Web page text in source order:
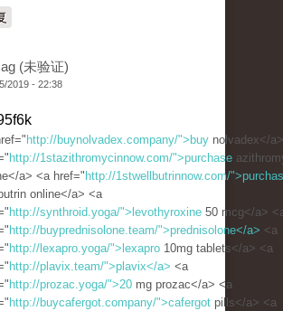
(未验证)
2019 - 22:38
http://buynolvadex.company/">buy nolvadex</
http://1stazithromycinnow.com/">purchase
a> <a href=" http://1stwellbutrinnow.com/
online</a> <a
http://synthroid.yoga/">levothyroxine 50 mcg</a>
http://buyprednisolone.team/">prednisolone</a> <a
http://lexapro.yoga/">lexapro 10mg tablets</a> <a
http://plavix.team/">plavix</a> <a
http://prozac.yoga/">20 mg prozac</a> <a
http://buycafergot.company/">cafergot pills</a> <a